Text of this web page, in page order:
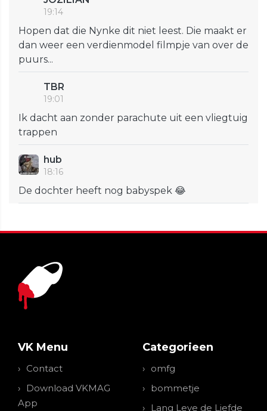
19:14
Hopen dat die Nynke dit niet leest. Die maakt er
dan weer een verdienmodel filmpje van over de
puurs...
TBR
19:01
Ik dacht aan zonder parachute uit een vliegtuig
trappen
hub
18:16
De dochter heeft nog babyspek 😂
VK Menu
Contact
Download VKMAG
App
Categorieen
omfg
bommetje
Lang Leve de Liefde